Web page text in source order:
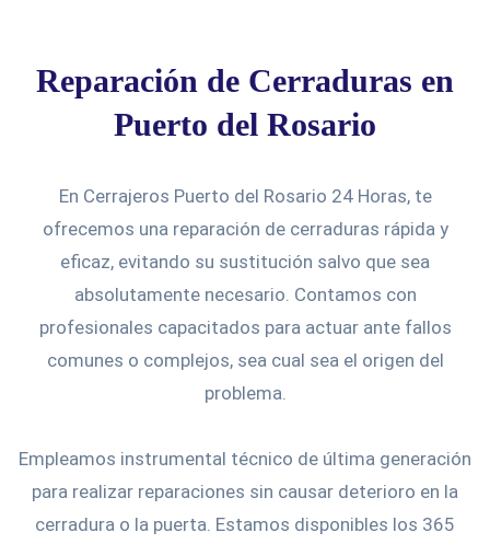
Reparación de Cerraduras en
Puerto del Rosario
En Cerrajeros Puerto del Rosario 24 Horas, te
ofrecemos una reparación de cerraduras rápida y
eficaz, evitando su sustitución salvo que sea
absolutamente necesario. Contamos con
profesionales capacitados para actuar ante fallos
comunes o complejos, sea cual sea el origen del
problema.
Empleamos instrumental técnico de última generación
para realizar reparaciones sin causar deterioro en la
cerradura o la puerta. Estamos disponibles los 365